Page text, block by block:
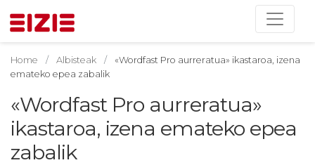
Home Albisteak
«Wordfast Pro aurreratua» ikastaroa, izena
emateko epea zabalik
«Wordfast Pro aurreratua»
ikastaroa, izena emateko epea
zabalik